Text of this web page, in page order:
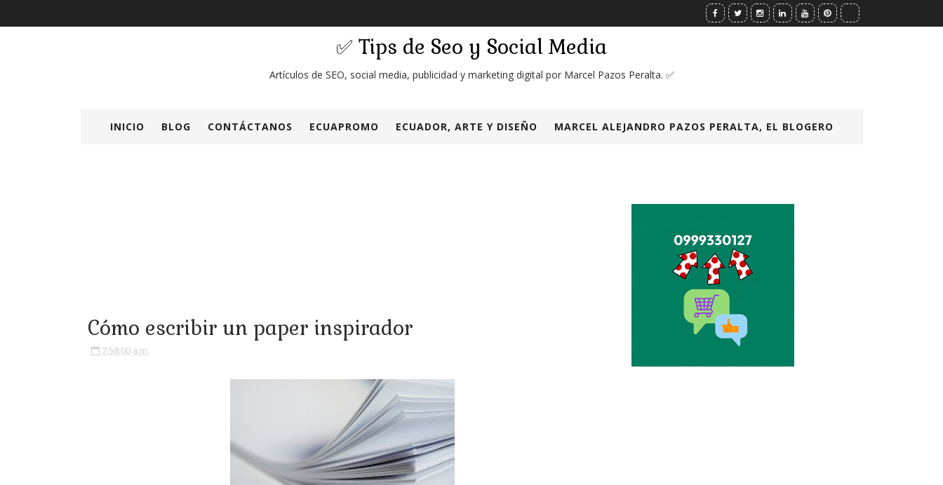
✅ Tips de Seo y Social Media
Artículos de SEO, social media, publicidad y marketing digital por Marcel Pazos Peralta. ✅
INICIO BLOG CONTÁCTANOS ECUAPROMO ECUADOR, ARTE Y DISEÑO MARCEL ALEJANDRO PAZOS PERALTA, EL BLOGERO
Cómo escribir un paper inspirador
7:58:00 a.m.